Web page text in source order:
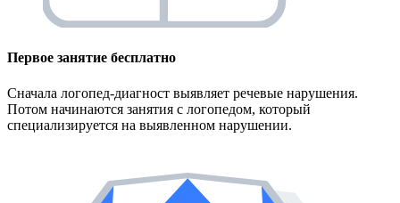
Первое занятие бесплатно
Сначала логопед-диагност выявляет речевые нарушения.
Потом начинаются занятия с логопедом, который
специализируется на выявленном нарушении.